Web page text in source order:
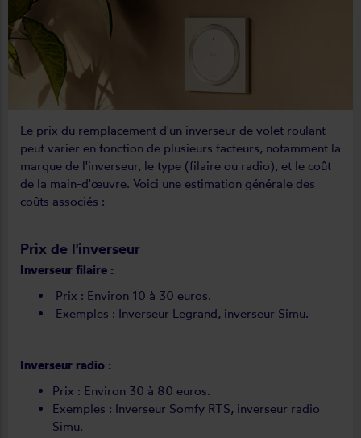
Le prix du remplacement d'un inverseur de volet roulant
peut varier en fonction de plusieurs facteurs, notamment la
marque de l'inverseur, le type (filaire ou radio), et le coût
de la main-d'œuvre. Voici une estimation générale des
coûts associés :
Prix de l'inverseur
Inverseur filaire :
Prix : Environ 10 à 30 euros.
Exemples : Inverseur Legrand, inverseur Simu.
Inverseur radio :
Prix : Environ 30 à 80 euros.
Exemples : Inverseur Somfy RTS, inverseur radio
Simu.